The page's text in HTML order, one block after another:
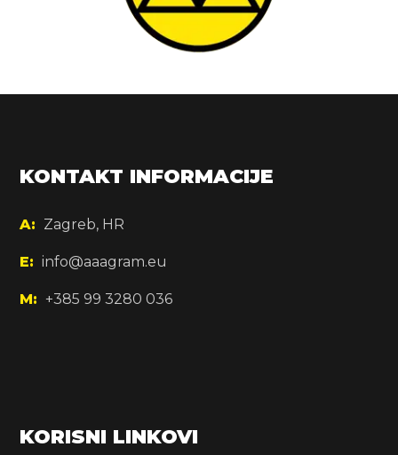
KONTAKT INFORMACIJE
A: Zagreb, HR
E: info@aaagram.eu
M: +385 99 3280 036
KORISNI LINKOVI